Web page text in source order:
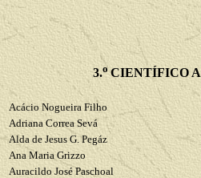
3.oCIENTÍFICO A
Acácio Nogueira Filho
Adriana CorreaSevá
Alda de Jesus G.Pegáz
Ana Maria Grizzo
Auracildo José Paschoal